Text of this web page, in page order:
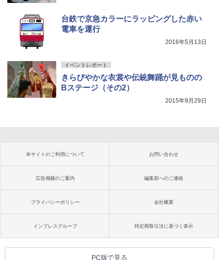
台鉄で京急カラーにラッピングした赤い
電車を運行
2016年5月13日
イベントレポート
きらびやかな衣裳や伝統舞踊が見ものの
Bステージ（その2）
2015年9月29日
本サイトのご利用について お問い合わせ
広告掲載のご案内 編集部へのご連絡
プライバシーポリシー 会社概要
インプレスグループ 特定商取引法に基づく表示
PC版で見る